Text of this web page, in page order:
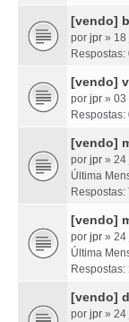
[vendo]
por jpr » 18
Respostas:
[vendo]
por jpr » 03
Respostas:
[vendo]
por jpr » 24
Última
Respostas:
[vendo]
por jpr » 24
Última
Respostas:
[vendo]
por jpr » 24